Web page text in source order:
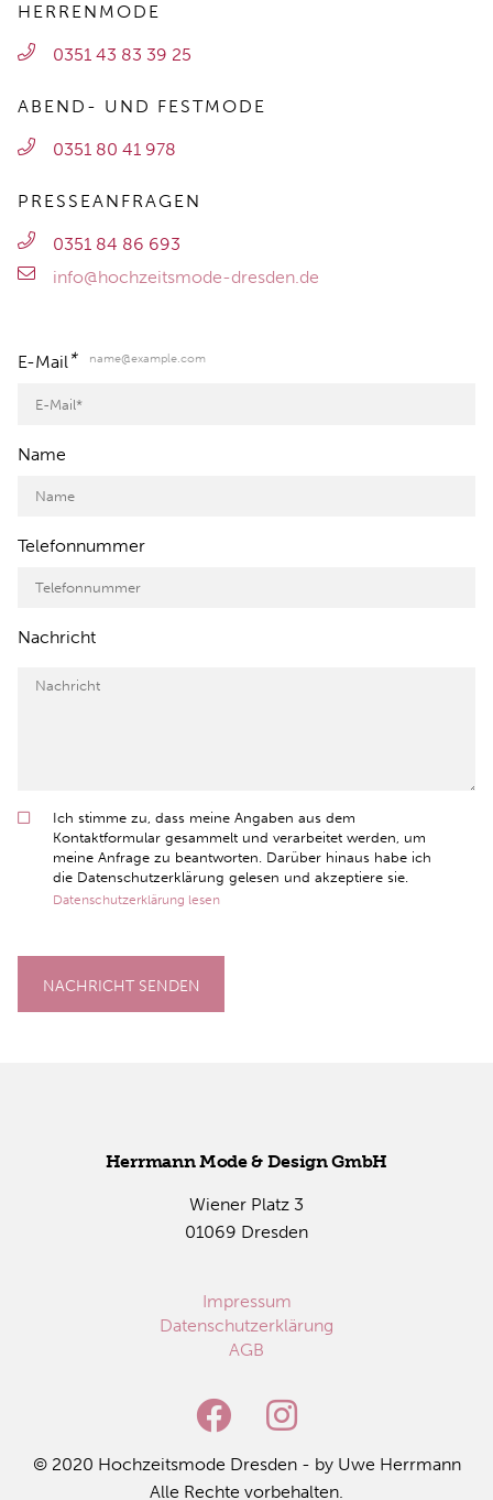
HERRENMODE
0351 43 83 39 25
ABEND- UND FESTMODE
0351 80 41 978
PRESSEANFRAGEN
0351 84 86 693
info@hochzeitsmode-dresden.de
E-Mail* name@example.com
Name
Telefonnummer
Nachricht
Ich stimme zu, dass meine Angaben aus dem
Kontaktformular gesammelt und verarbeitet werden, um
meine Anfrage zu beantworten. Darüber hinaus habe ich
die Datenschutzerklärung gelesen und akzeptiere sie.
Datenschutzerklärung lesen
NACHRICHT SENDEN
Herr­mann Mode & De­sign GmbH
Wie­ner Platz 3
01069 Dres­den
Impressum
Datenschutzerklärung
AGB
© 2020 Hoch­zeits­mo­de Dres­den - by Uwe Herr­mann
Alle Rech­te vor­be­hal­ten.